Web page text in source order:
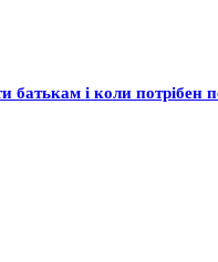
і коли потрібен